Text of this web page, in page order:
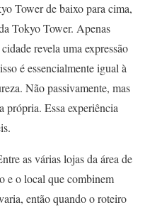
Tower de baixo para cima,
Tokyo Tower. Apenas
revela uma expressão
é essencialmente igual à
Não passivamente, mas
própria. Essa experiência
as várias lojas da área de
e o local que combinem
então quando o roteiro